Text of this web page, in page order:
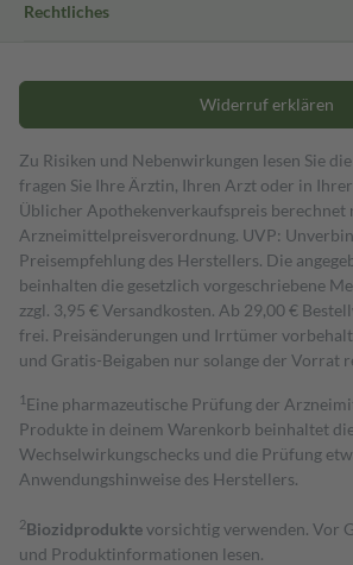
Rechtliches
Widerruf erklären
Zu Risiken und Nebenwirkungen lesen Sie
fragen Sie Ihre Ärztin, Ihren Arzt oder in
Üblicher Apothekenverkaufspreis berechnet
Arzneimittelpreisverordnung. UVP:
Preisempfehlung des Herstellers. Die
beinhalten die gesetzlich vorgeschriebene
zzgl. 3,95 € Versandkosten. Ab 29,00 €
frei. Preisänderungen und Irrtümer
und Gratis-Beigaben nur solange der Vorrat
1 Eine pharmazeutische Prüfung der
Produkte in deinem Warenkorb beinhaltet
Wechselwirkungschecks und die Prüfung
Anwendungshinweise des Herstellers.
2Biozidproduktevorsichtig verwenden. Vor
und Produktinformationen lesen.